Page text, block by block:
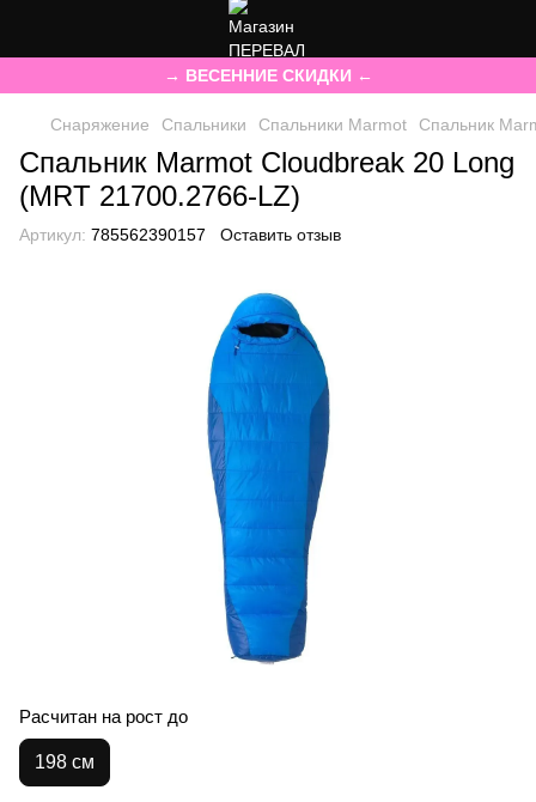
→ ВЕСЕННИЕ СКИДКИ ←
Снаряжение Спальники Спальники Marmot Спальник
Спальник Marmot Cloudbreak 20 Long
(MRT 21700.2766-LZ)
Артикул: 785562390157 Оставить отзыв
Расчитан на рост до
198 см